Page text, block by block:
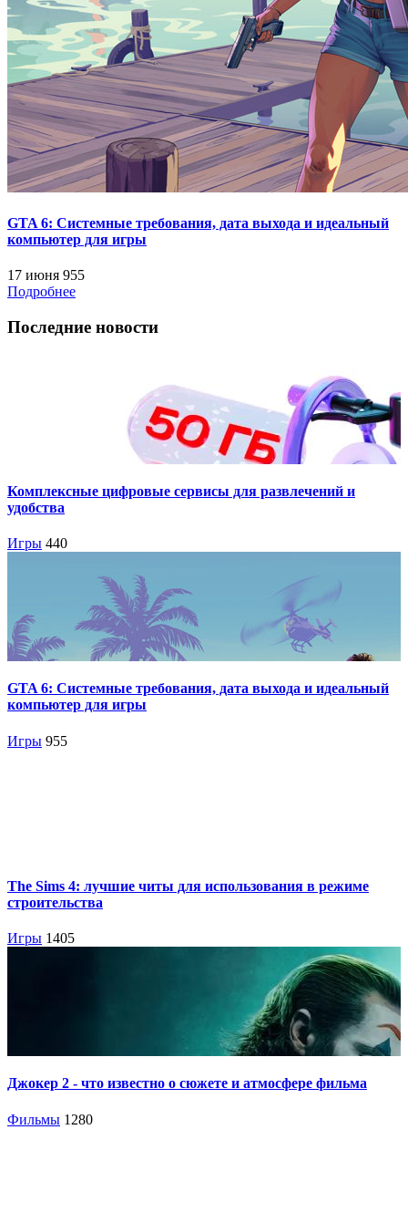
GTA 6: Системные требования, дата выхода и идеальный
компьютер для игры
17 июня 955
Подробнее
Последние новости
Комплексные цифровые сервисы для развлечений и
удобства
Игры 440
GTA 6: Системные требования, дата выхода и идеальный
компьютер для игры
Игры 955
The Sims 4: лучшие читы для использования в режиме
строительства
Игры 1405
Джокер 2 - что известно о сюжете и атмосфере фильма
Фильмы 1280